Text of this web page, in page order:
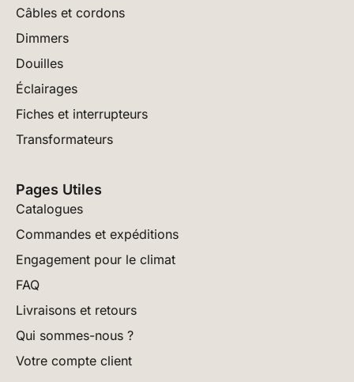
Câbles et cordons
Dimmers
Douilles
Éclairages
Fiches et interrupteurs
Transformateurs
Pages Utiles
Catalogues
Commandes et expéditions
Engagement pour le climat
FAQ
Livraisons et retours
Qui sommes-nous ?
Votre compte client